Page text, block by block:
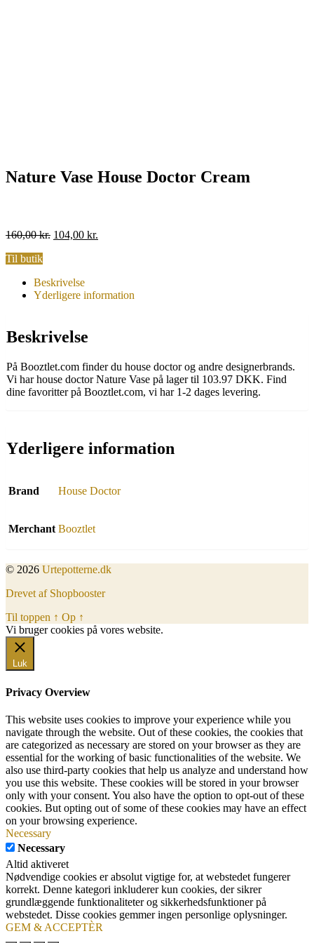
Nature Vase House Doctor Cream
160,00kr. Original
104,00 kr.
Til butik
Beskrivelse
Yderligere information
Beskrivelse
På Booztlet.com finder du house doctor og andre designerbrands.
Vi har house doctor Nature Vase på lager til 103.97 DKK. Find
dine favoritter på Booztlet.com, vi har 1-2 dages levering.
Yderligere information
Brand House Doctor
Merchant Booztlet
© 2026 Urtepotterne.dk
Drevet af Shopbooster
Til toppen ↑ Op ↑
Vi bruger cookies på vores website.
Luk
Privacy Overview
This website uses cookies to improve your experience while you
navigate through the website. Out of these cookies, the cookies that
are categorized as necessary are stored on your browser as they are
essential for the working of basic functionalities of the website. We
also use third-party cookies that help us analyze and understand how
you use this website. These cookies will be stored in your browser
only with your consent. You also have the option to opt-out of these
cookies. But opting out of some of these cookies may have an effect
on your browsing experience.
Necessary
Necessary
Altid aktiveret
Nødvendige cookies er absolut vigtige for, at webstedet fungerer
korrekt. Denne kategori inkluderer kun cookies, der sikrer
grundlæggende funktionaliteter og sikkerhedsfunktioner på
webstedet. Disse cookies gemmer ingen personlige oplysninger.
GEM & ACCEPTÈR